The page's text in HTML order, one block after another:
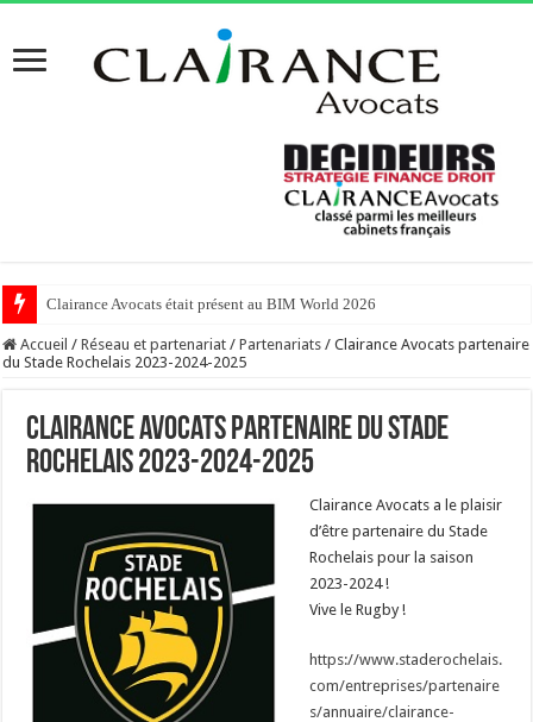
Clairance Avocats était présent au BIM World 2026
Accueil / Réseau et partenariat / Partenariats / Clairance Avocats partenaire
du Stade Rochelais 2023-2024-2025
Clairance Avocats partenaire du Stade
Rochelais 2023-2024-2025
Clairance Avocats a le plaisir
d’être partenaire du Stade
Rochelais pour la saison
2023-2024 !
Vive le Rugby !
https://www.staderochelais.
com/entreprises/partenaire
s/annuaire/clairance-